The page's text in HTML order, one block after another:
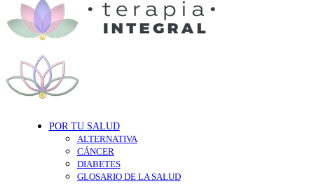
POR TU SALUD
ALTERNATIVA
CÁNCER
DIABETES
GLOSARIO DE LA SALUD